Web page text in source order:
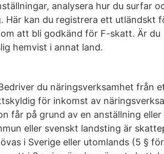
analysera hur du surfar
Här kan du registrera ett utländskt
att bli godkänd för F-skatt. Är du
hemvist i annat land.
du näringsverksamhet från
för inkomst av
får på grund av en anställning
eller svenskt landsting är
i Sverige eller utomlands (5 §